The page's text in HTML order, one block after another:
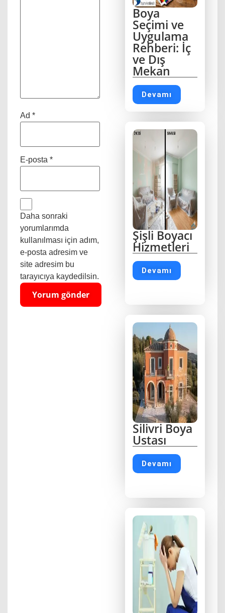
Ad *
E-posta *
Daha sonraki
yorumlarımda
kullanılması için adım,
e-posta adresim ve
site adresim bu
tarayıcıya kaydedilsin.
Boya
Seçimi ve
Uygulama
Rehberi: İç
ve Dış
Mekan
Devamı
Şişli Boyacı
Hizmetleri
Devamı
Silivri Boya
Ustası
Devamı